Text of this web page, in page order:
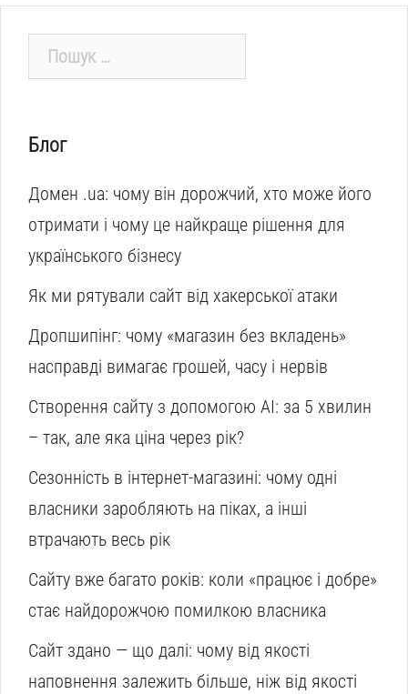
Пошук:
Блог
Домен .ua: чому він дорожчий, хто може його
отримати і чому це найкраще рішення для
українського бізнесу
Як ми рятували сайт від хакерської атаки
Дропшипінг: чому «магазин без вкладень»
насправді вимагає грошей, часу і нервів
Створення сайту з допомогою AI: за 5 хвилин
– так, але яка ціна через рік?
Сезонність в інтернет-магазині: чому одні
власники заробляють на піках, а інші
втрачають весь рік
Сайту вже багато років: коли «працює і добре»
стає найдорожчою помилкою власника
Сайт здано — що далі: чому від якості
наповнення залежить більше, ніж від якості